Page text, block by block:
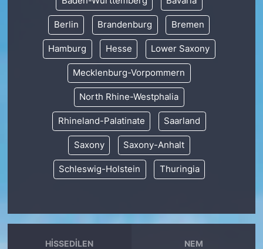
Berlin Brandenburg Bremen
Hamburg Hesse Lower Saxony
Mecklenburg-Vorpommern
North Rhine-Westphalia
Rhineland-Palatinate Saarland
Saxony Saxony-Anhalt
Schleswig-Holstein Thuringia
HISSEDILEN NEM